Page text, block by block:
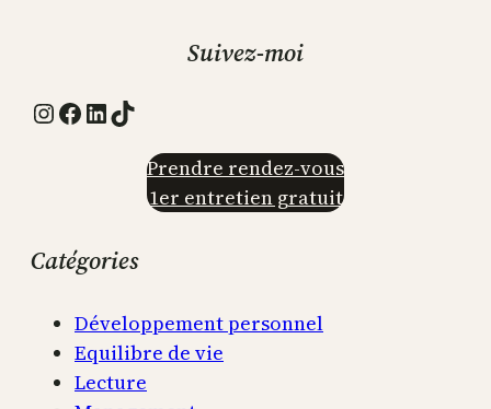
Suivez-moi
InstagramFacebook LinkedIn TikTok
Prendre rendez-vous
1er entretien gratuit
Catégories
Développement personnel
Equilibre de vie
Lecture